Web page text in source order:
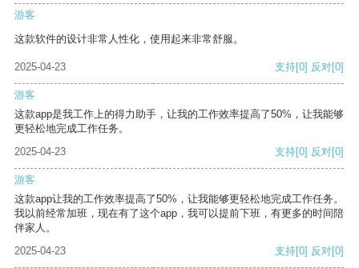
游客
这款软件的设计非常人性化，使用起来非常舒服。
2025-04-23 支持[0] 反对[0]
游客
这款app是我工作上的得力助手，让我的工作效率提高了50%，让我能够
更轻松地完成工作任务。
2025-04-23
支持[0] 反对[0]
游客
这款app让我的工作效率提高了50%，让我能够更轻松地完成工作任务。
我以前经常加班，现在有了这个app，我可以提前下班，有更多的时间陪
伴家人。
2025-04-23
支持[0] 反对[0]